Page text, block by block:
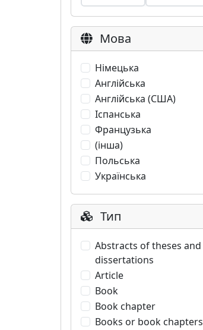
Мова
Німецька
Англійська
Англійська (США)
Іспанська
Французька
(інша)
Польська
Українська
Тип
Abstracts of theses and
dissertations
Article
Book
Book chapter
Books or book chapters